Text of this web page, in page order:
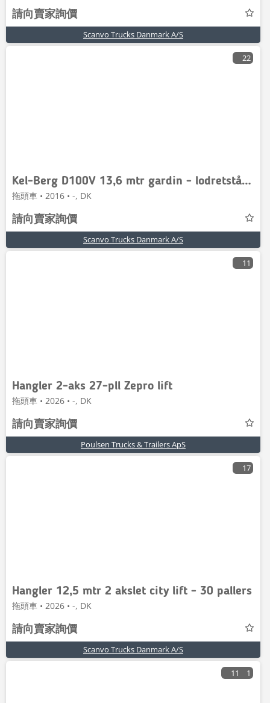
請向賣家詢價
Scanvo Trucks Danmark A/S
22
Kel-Berg D100V 13,6 mtr gardin - lodretstående lift
拖頭車 • 2016 • -, DK
請向賣家詢價
Scanvo Trucks Danmark A/S
11
Hangler 2-aks 27-pll Zepro lift
拖頭車 • 2026 • -, DK
請向賣家詢價
Poulsen Trucks & Trailers ApS
17
Hangler 12,5 mtr 2 akslet city lift - 30 pallers
拖頭車 • 2026 • -, DK
請向賣家詢價
Scanvo Trucks Danmark A/S
11 1